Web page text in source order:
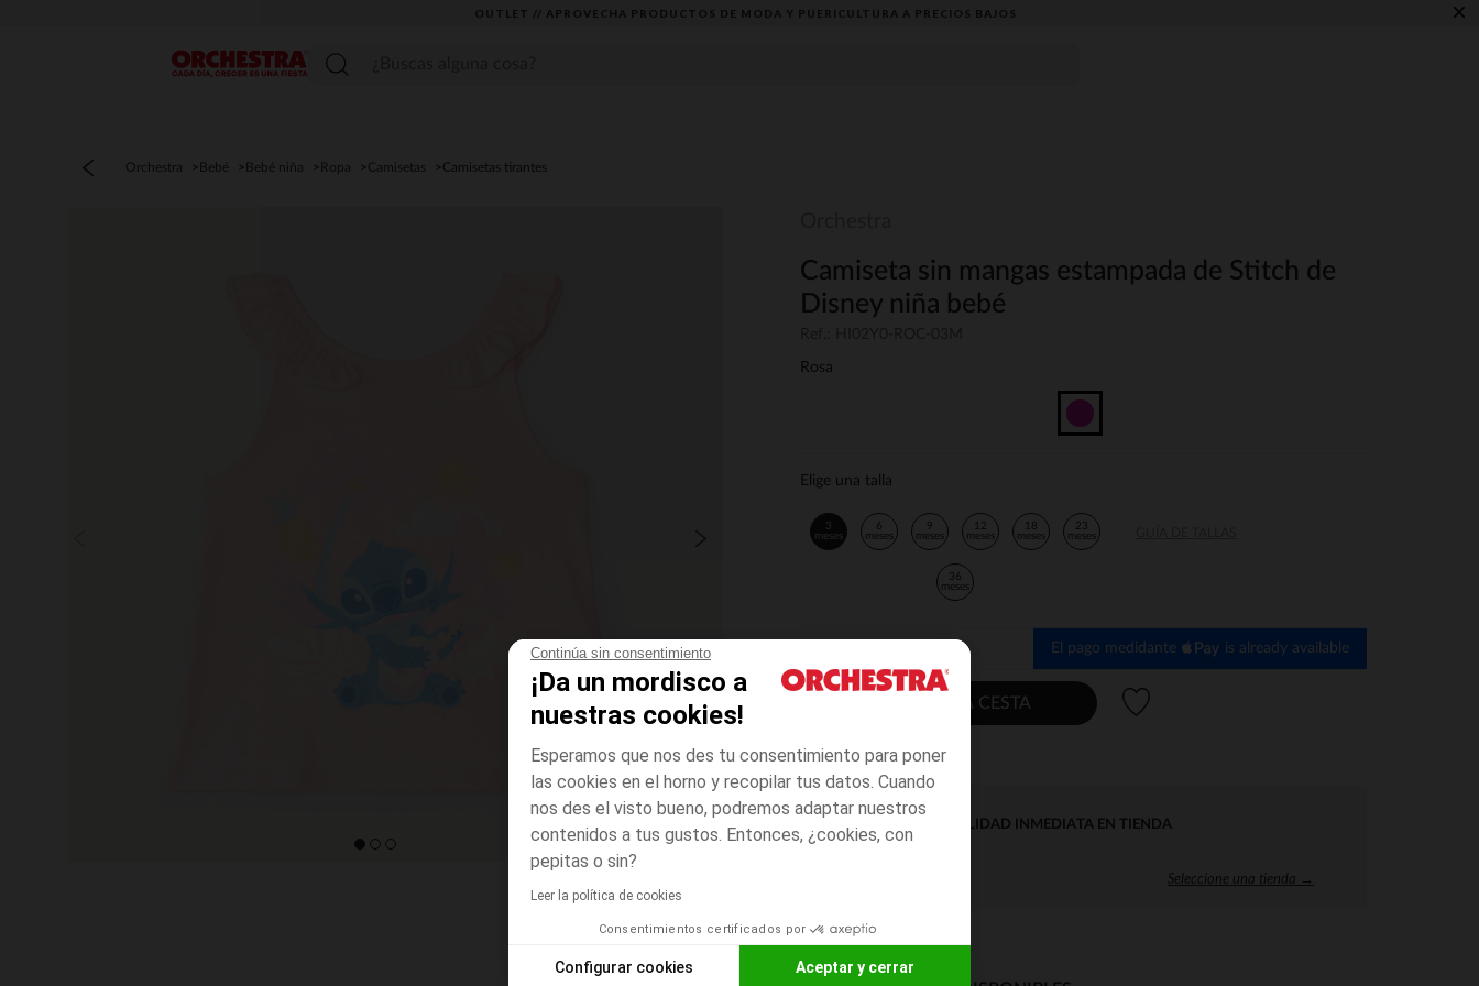
Continúa sin consentimiento
¡Da un mordisco a
nuestras cookies!
Esperamos que nos des tu consentimiento para poner
las cookies en el horno y recopilar tus datos. Cuando
nos des el visto bueno, podremos adaptar nuestros
contenidos a tus gustos. Entonces, ¿cookies, con
pepitas o sin?
Leer la política de cookies
Consentimientos certificados por
Configurar cookies Aceptar y cerrar
OUTLET // APROVECHA PRODUCTOS DE MODA Y PUERICULTURA A PRECIOS BAJOS ×
Menú
Orchestra Bebé Bebé niña Ropa Camisetas Camisetas tirantes
Camiseta sin mangas estampada de Stitch de
Disney niña bebé
Rosa
Elige una talla
3
meses
6
meses
9
meses
12
meses
18
meses
23
meses
36
meses
El pago medidante is already available
AÑADIR A LA CESTA
DISPONIBILIDAD INMEDIATA EN TIENDA
Seleccione una tienda →